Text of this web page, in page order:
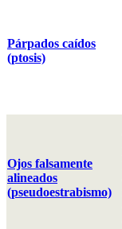
Párpados caídos
(ptosis)
Ojos falsamente
alineados
(pseudoestrabismo)